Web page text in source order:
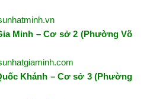
Minh – Cơ sở 2 (Phường Võ
Khánh – Cơ sở 3 (Phường